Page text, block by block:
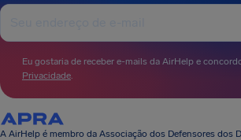
Eu gostaria de receber e-mails da AirHelp e
Privacidade.
A AirHelp é membro da Associação dos Defensores dos